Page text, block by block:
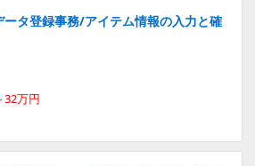
タ登録事務/アイテム情報の入力と確
32万円